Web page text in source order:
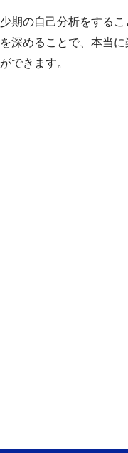
期の自己分析をする
深めることで、本当
できます。